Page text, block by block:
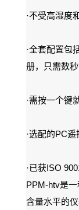
·不受高湿度
·全套配置包
册，只需数
·需按一个键
·选配的PC遥
·已获ISO
PPM-htv是一
含量水平的仪